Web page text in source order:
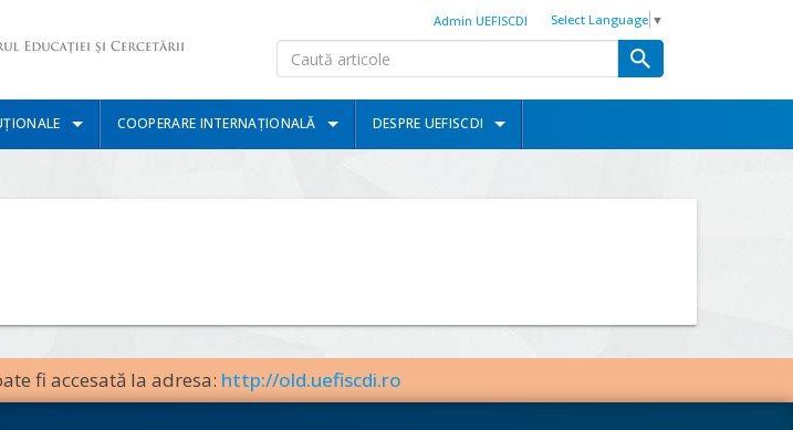
Select Language ▼
Admin UEFISCDI
COOPERARE INTERNAȚIONALĂ DESPRE UEFISCDI
fi accesată la adresa: http://old.uefiscdi.ro